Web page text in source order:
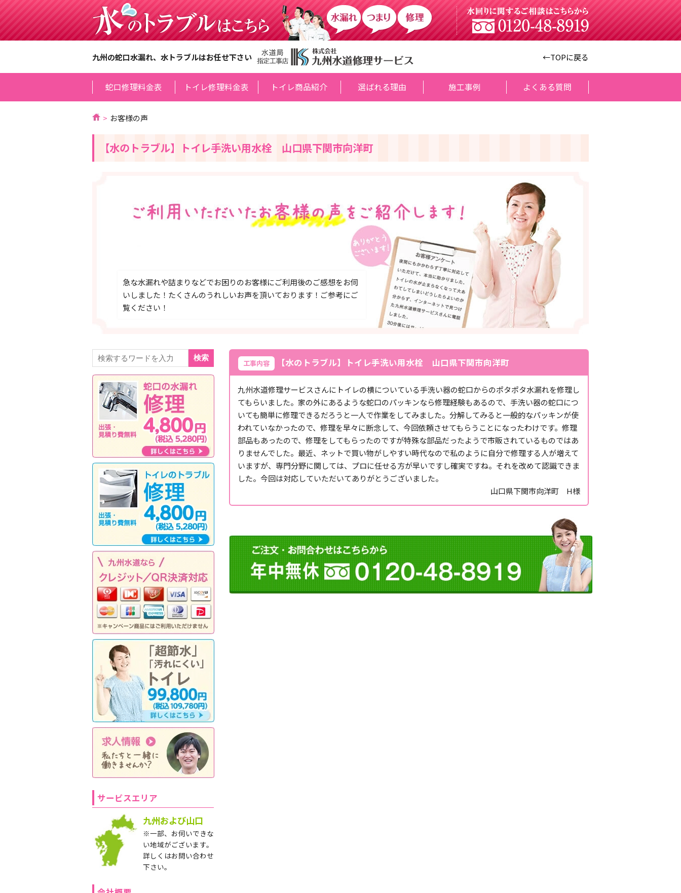
九州の蛇口水漏れ、水トラブルはお任せ下さい ←TOPに戻る
蛇口修理料金表 トイレ修理料金表 トイレ商品紹介 選ばれる理由 施工事例 よくある質問
お客様の声
【水のトラブル】トイレ手洗い用水栓 山口県下関市向洋町
急な水漏れや詰まりなどでお困りのお客様にご利用後のご感想をお伺
いしました！たくさんのうれしいお声を頂いております！ご参考にご
覧ください！
工事内容 【水のトラブル】トイレ手洗い用水栓 山口県下関市向洋町
九州水道修理サービスさんにトイレの横についている手洗い器の蛇口からのポタポタ水漏れを修理し
てもらいました。家の外にあるような蛇口のパッキンなら修理経験もあるので、手洗い器の蛇口につ
いても簡単に修理できるだろうと一人で作業をしてみました。分解してみると一般的なパッキンが使
われていなかったので、修理を早々に断念して、今回依頼させてもらうことになったわけです。修理
部品もあったので、修理をしてもらったのですが特殊な部品だったようで市販されているものではあ
りませんでした。最近、ネットで買い物がしやすい時代なので私のように自分で修理する人が増えて
いますが、専門分野に関しては、プロに任せる方が早いですし確実ですね。それを改めて認識できま
した。今回は対応していただいてありがとうございました。
山口県下関市向洋町 H様
検索
サービスエリア
九州および山口
※一部、お伺いできな
い地域がございます。
詳しくはお問い合わせ
下さい。